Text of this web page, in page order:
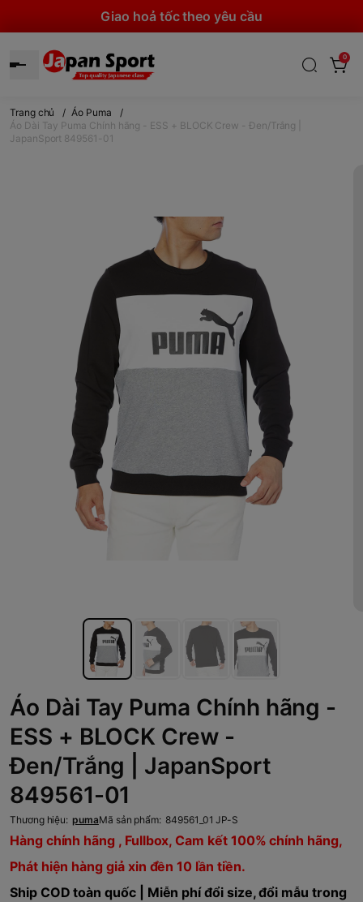
Giao hoả tốc theo yêu cầu
0
Trang chủ / Áo Puma
/
Áo Dài Tay Puma Chính hãng - ESS + BLOCK Crew - Đen/Trắng |
JapanSport 849561-01
Áo Dài Tay Puma Chính hãng -
ESS + BLOCK Crew -
Đen/Trắng | JapanSport
849561-01
Thương hiệu: pumaMã sản phẩm: 849561_01 JP-S
Hàng chính hãng , Fullbox, Cam kết 100% chính hãng,
Phát hiện hàng giả xin đền 10 lần tiền.
Ship COD toàn quốc | Miễn phí đổi size, đổi mẫu trong